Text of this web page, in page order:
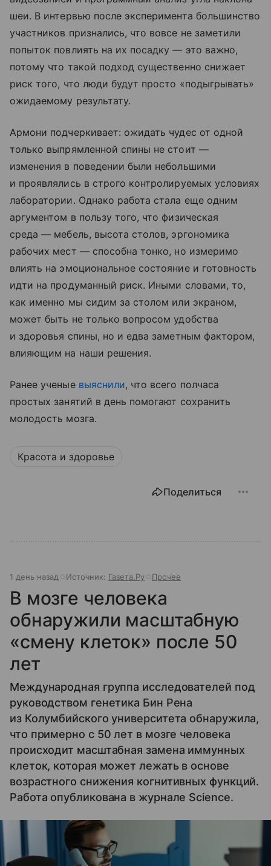
шеи. В интервью после эксперимента большинство
участников признались, что вовсе не заметили
попыток повлиять на их посадку — это важно,
потому что такой подход существенно снижает
риск того, что люди будут просто «подыгрывать»
ожидаемому результату.
Армони подчеркивает: ожидать чудес от одной
только выпрямленной спины не стоит —
изменения в поведении были небольшими
и проявлялись в строго контролируемых условиях
лаборатории. Однако работа стала еще одним
аргументом в пользу того, что физическая
среда — мебель, высота столов, эргономика
рабочих мест — способна тонко, но измеримо
влиять на эмоциональное состояние и готовность
идти на продуманный риск. Иными словами, то,
как именно мы сидим за столом или экраном,
может быть не только вопросом удобства
и здоровья спины, но и едва заметным фактором,
влияющим на наши решения.
Ранее ученые выяснили, что всего полчаса
простых занятий в день помогают сохранить
молодость мозга.
Красота и здоровье
Поделиться
1 день назад Источник: Газета.Ру Прочее
В мозге человека
обнаружили масштабную
«смену клеток» после 50
лет
Международная группа исследователей под
руководством генетика Бин Рена
из Колумбийского университета обнаружила,
что примерно с 50 лет в мозге человека
происходит масштабная замена иммунных
клеток, которая может лежать в основе
возрастного снижения когнитивных функций.
Работа опубликована в журнале Science.